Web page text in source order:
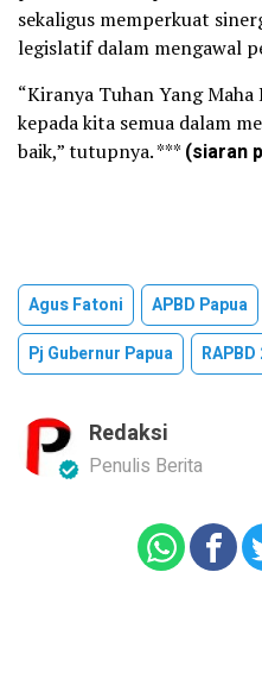
sekaligus memperkuat
legislatif dalam mengawal
“Kiranya Tuhan Yang
kepada kita semua dalam
baik,” tutupnya. *** (siaran
Agus Fatoni APBD Papua
Pj Gubernur Papua
RAPBD
Redaksi
Penulis Berita